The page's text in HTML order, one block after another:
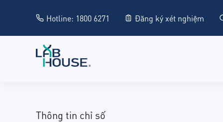
Hotline: 1800 6271 Đăng ký xét nghiệm
Thông tin chỉ số